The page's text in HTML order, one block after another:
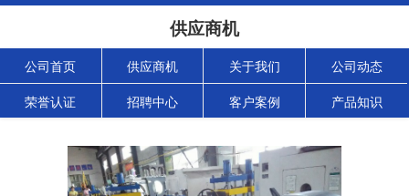
供应商机
公司首页 供应商机 关于我们 公司动态
荣誉认证 招聘中心 客户案例 产品知识